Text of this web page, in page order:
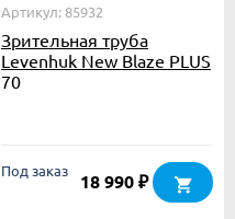
Артикул: 85932
Зрительная труба
Levenhuk New Blaze PLUS
70
Под заказ 18 990 ₽